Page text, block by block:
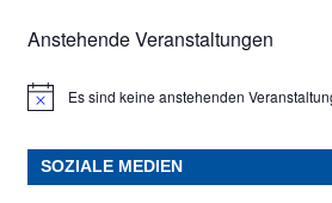
Anstehende Veranstaltungen
HinweisEs sind keine anstehenden
SOZIALE MEDIEN